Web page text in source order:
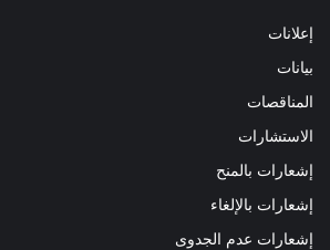
إعلانات
بيانات
المناقصات
الاستشارات
إشعارات بالمنح
إشعارات بالإلغاء
إشعارات عدم الجدوى